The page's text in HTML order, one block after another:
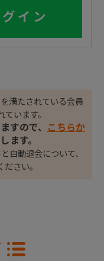
イン
満たされている会員
います。
すので、
こちらか
ます。
自動退会について、
ださい。